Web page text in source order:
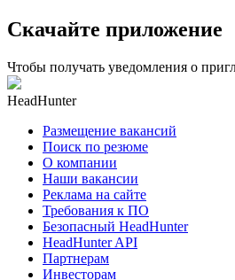
Скачайте приложение
Чтобы получать уведомления о
HeadHunter
Размещение вакансий
Поиск по резюме
О компании
Наши вакансии
Реклама на сайте
Требования к ПО
Безопасный HeadHunter
HeadHunter API
Партнерам
Инвесторам